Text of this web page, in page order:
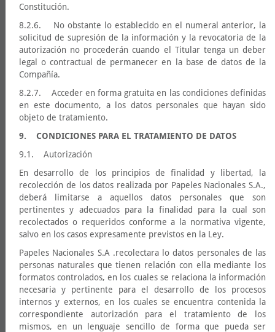
Constitución.
8.2.6. No obstante lo establecido en el numeral anterior, la
solicitud de supresión de la información y la revocatoria de la
autorización no procederán cuando el Titular tenga un deber
legal o contractual de permanecer en la base de datos de la
Compañía.
8.2.7. Acceder en forma gratuita en las condiciones definidas
en este documento, a los datos personales que hayan sido
objeto de tratamiento.
9. CONDICIONES PARA EL TRATAMIENTO DE DATOS
9.1. Autorización
En desarrollo de los principios de finalidad y libertad, la
recolección de los datos realizada por Papeles Nacionales S.A.,
deberá limitarse a aquellos datos personales que son
pertinentes y adecuados para la finalidad para la cual son
recolectados o requeridos conforme a la normativa vigente,
salvo en los casos expresamente previstos en la Ley.
Papeles Nacionales S.A .recolectara lo datos personales de las
personas naturales que tienen relación con ella mediante los
formatos controlados, en los cuales se relaciona la información
necesaria y pertinente para el desarrollo de los procesos
internos y externos, en los cuales se encuentra contenida la
correspondiente autorización para el tratamiento de los
mismos, en un lenguaje sencillo de forma que pueda ser